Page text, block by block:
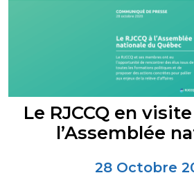
Le RJCCQ en
l’Assemblée
28 Octobre